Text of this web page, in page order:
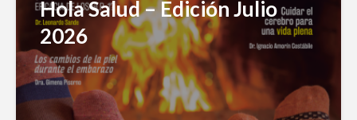
Hola Salud – Edición Julio
2026